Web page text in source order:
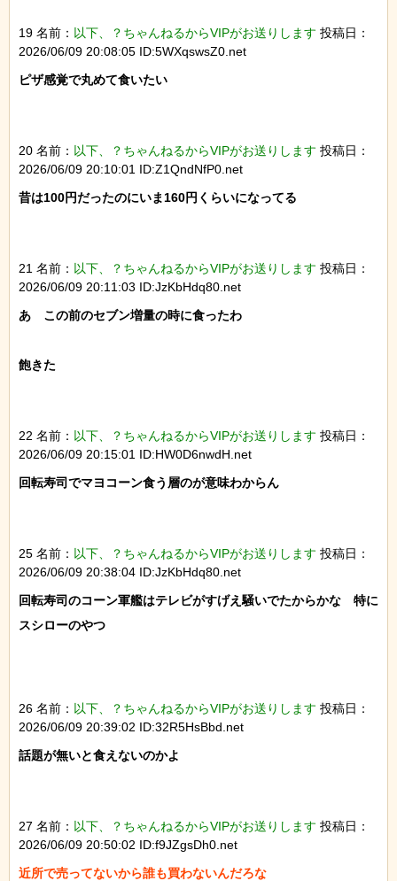
19 名前： 以下、？ちゃんねるからVIPがお送りします 投稿日：
2026/06/09 20:08:05 ID:5WXqswsZ0.net
ピザ感覚で丸めて食いたい
20 名前： 以下、？ちゃんねるからVIPがお送りします 投稿日：
2026/06/09 20:10:01 ID:Z1QndNfP0.net
昔は100円だったのにいま160円くらいになってる
21 名前： 以下、？ちゃんねるからVIPがお送りします 投稿日：
2026/06/09 20:11:03 ID:JzKbHdq80.net
あ　この前のセブン増量の時に食ったわ
飽きた
22 名前： 以下、？ちゃんねるからVIPがお送りします 投稿日：
2026/06/09 20:15:01 ID:HW0D6nwdH.net
回転寿司でマヨコーン食う層のが意味わからん
25 名前： 以下、？ちゃんねるからVIPがお送りします 投稿日：
2026/06/09 20:38:04 ID:JzKbHdq80.net
回転寿司のコーン軍艦はテレビがすげえ騒いでたからかな　特に
スシローのやつ
26 名前： 以下、？ちゃんねるからVIPがお送りします 投稿日：
2026/06/09 20:39:02 ID:32R5HsBbd.net
話題が無いと食えないのかよ
27 名前： 以下、？ちゃんねるからVIPがお送りします 投稿日：
2026/06/09 20:50:02 ID:f9JZgsDh0.net
近所で売ってないから誰も買わないんだろな